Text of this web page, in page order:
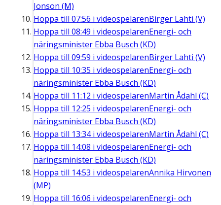
Jonson (M)
Hoppa till 07:56 i videospelarenBirger Lahti (V)
Hoppa till 08:49 i videospelarenEnergi- och
näringsminister Ebba Busch (KD)
Hoppa till 09:59 i videospelarenBirger Lahti (V)
Hoppa till 10:35 i videospelarenEnergi- och
näringsminister Ebba Busch (KD)
Hoppa till 11:12 i videospelarenMartin Ådahl (C)
Hoppa till 12:25 i videospelarenEnergi- och
näringsminister Ebba Busch (KD)
Hoppa till 13:34i videospelarenMartin Ådahl (C)
Hoppa till 14:08 i videospelarenEnergi- och
näringsminister Ebba Busch (KD)
Hoppa till 14:53 i videospelarenAnnika Hirvonen
(MP)
Hoppa till 16:06 i videospelarenEnergi- och